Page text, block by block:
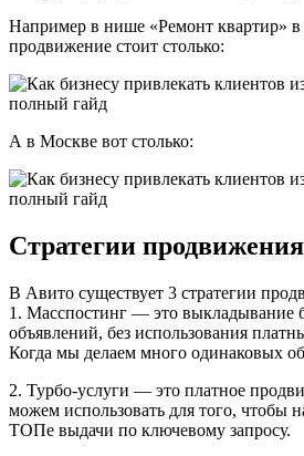
Например в нише «Ремонт квартир» в
продвижение стоит столько:
А в Москве вот столько:
Стратегии
В Авито существует 3 стратегии
1. Масспостинг — это выкладывание
объявлений, без использования
Когда мы делаем много одинаковых
2. Турбо-услуги — это платное
можем использовать для того, чтобы
ТОПе выдачи по ключевому запросу.